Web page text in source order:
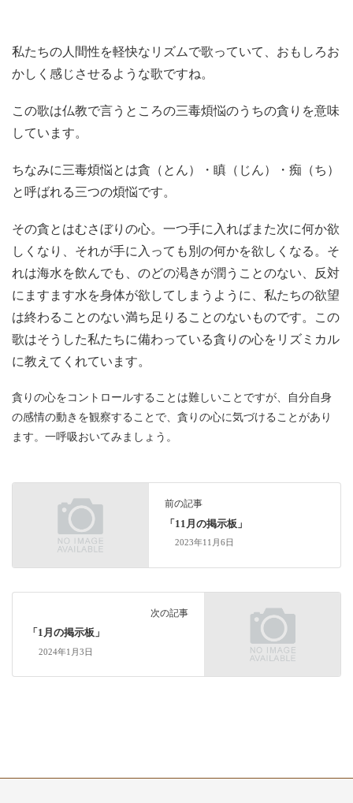
私たちの人間性を軽快なリズムで歌っていて、おもしろお
かしく感じさせるような歌ですね。
この歌は仏教で言うところの三毒煩悩のうちの貪りを意味
しています。
ちなみに三毒煩悩とは貪（とん）・瞋（じん）・痴（ち）
と呼ばれる三つの煩悩です。
その貪とはむさぼりの心。一つ手に入ればまた次に何か欲
しくなり、それが手に入っても別の何かを欲しくなる。そ
れは海水を飲んでも、のどの渇きが潤うことのない、反対
にますます水を身体が欲してしまうように、私たちの欲望
は終わることのない満ち足りることのないものです。この
歌はそうした私たちに備わっている貪りの心をリズミカル
に教えてくれています。
貪りの心をコントロールすることは難しいことですが、自分自身
の感情の動きを観察することで、貪りの心に気づけることがあり
ます。一呼吸おいてみましょう。
前の記事
「11月の掲示板」
2023年11月6日
次の記事
「1月の掲示板」
2024年1月3日